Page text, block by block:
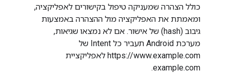
כולל הצהרה שמעניקה טיפול בקישורים לאפליקציה,
ומאמתת את האפליקציה מול ההצהרה באמצעות
גיבוב (hash) של אישור. אם לא נמצאו שגיאות,
מערכת Android תעביר כל Intent של
https://www.example.com לאפליקציית
example.com.